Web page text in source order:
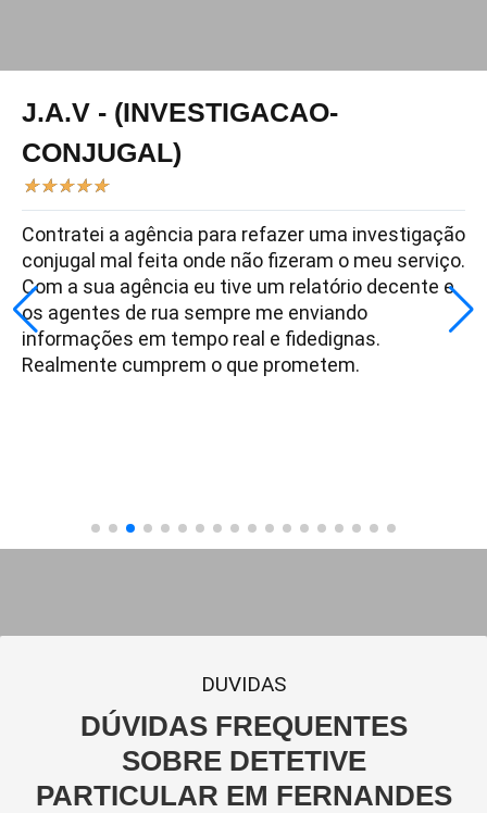
J.A.V - (INVESTIGACAO-
CONJUGAL)
★★★★★
Contratei a agência para refazer uma investigação
conjugal mal feita onde não fizeram o meu serviço.
Com a sua agência eu tive um relatório decente e
os agentes de rua sempre me enviando
informações em tempo real e fidedignas.
Realmente cumprem o que prometem.
DUVIDAS
DÚVIDAS FREQUENTES
SOBRE DETETIVE
PARTICULAR EM FERNANDES